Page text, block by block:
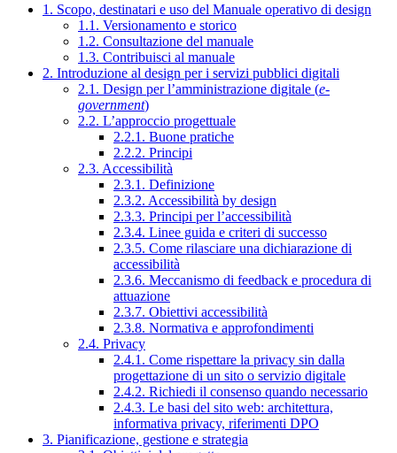
1. Scopo, destinatari e uso del Manuale operativo di design
1.1. Versionamento e storico
1.2. Consultazione del manuale
1.3. Contribuisci al manuale
2. Introduzione al design per i servizi pubblici digitali
2.1. Design per l’amministrazione digitale (e-
government)
2.2. L’approccio progettuale
2.2.1. Buone pratiche
2.2.2. Principi
2.3. Accessibilità
2.3.1. Definizione
2.3.2. Accessibilità by design
2.3.3. Principi per l’accessibilità
2.3.4. Linee guida e criteri di successo
2.3.5. Come rilasciare una dichiarazione di
accessibilità
2.3.6. Meccanismo di feedback e procedura di
attuazione
2.3.7. Obiettivi accessibilità
2.3.8. Normativa e approfondimenti
2.4. Privacy
2.4.1. Come rispettare la privacy sin dalla
progettazione di un sito o servizio digitale
2.4.2. Richiedi il consenso quando necessario
2.4.3. Le basi del sito web: architettura,
informativa privacy, riferimenti DPO
3. Pianificazione, gestione e strategia